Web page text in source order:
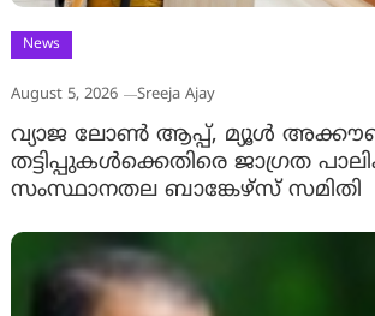
News
August 5, 2026 Sreeja Ajay
വ്യാജ ലോൺ ആപ്പ്, മ്യൂൾ
തട്ടിപ്പുകൾക്കെതിരെ ജാ​ഗ്രത
സംസ്ഥാനതല ബാങ്കേഴ്സ് സമിതി